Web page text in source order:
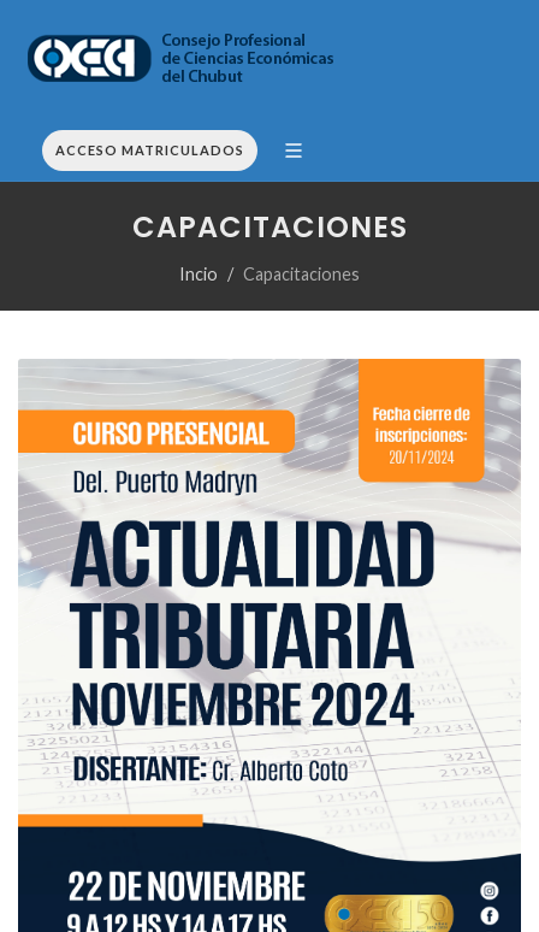
ACCESO MATRICULADOS
CAPACITACIONES
Incio Capacitaciones